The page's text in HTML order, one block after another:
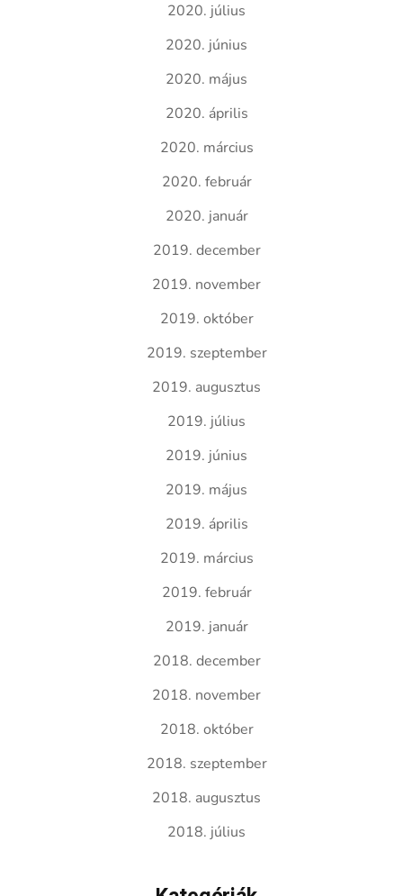
2020. július
2020. június
2020. május
2020. április
2020. március
2020. február
2020. január
2019. december
2019. november
2019. október
2019. szeptember
2019. augusztus
2019. július
2019. június
2019. május
2019. április
2019. március
2019. február
2019. január
2018. december
2018. november
2018. október
2018. szeptember
2018. augusztus
2018. július